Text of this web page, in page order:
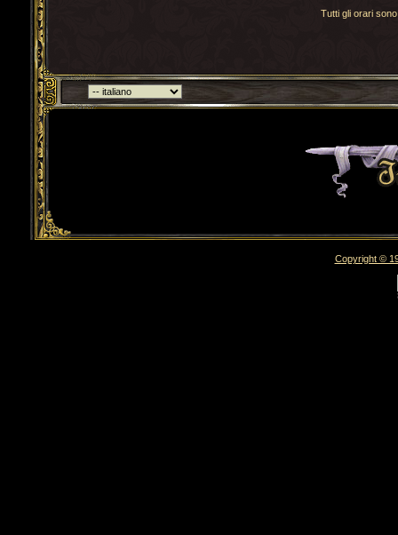
Tutti gli orari
Torna indietro
Copyright ©